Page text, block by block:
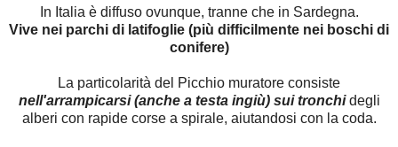
In Italia è diffuso ovunque, tranne che in Sardegna.
Vive nei parchi di latifoglie (più difficilmente nei boschi di
conifere)
La particolarità del Picchio muratore consiste
nell'arrampicarsi (anche a testa ingiù) sui tronchidegli
alberi con rapide corse a spirale, aiutandosi con la coda.